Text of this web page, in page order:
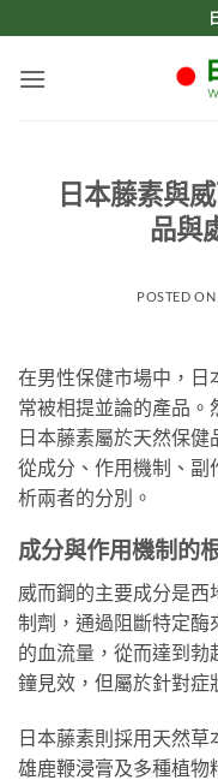
to
content
日本藤素與
品與
POSTED ON
在男性保健市場中，日
常被相提並論的產品。
日本藤素屬於天然保
從成分、作用機制、副
析兩者的分別。
成分與作用機制的
威而鋼的主要成分是西
制劑，通過阻斷特定酶
的血流量，從而達到
鐘見效，但屬於針對症
日本藤素則採用天然草
雄鹿鞭浸膏及多種植物